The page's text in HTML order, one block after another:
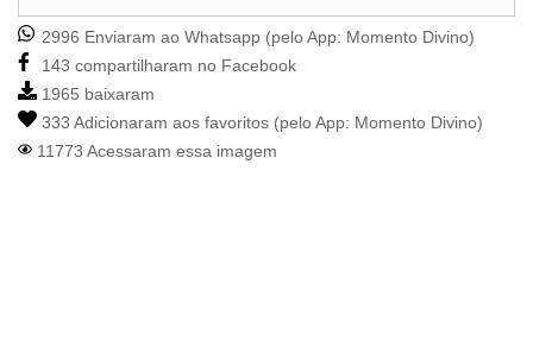
2996 Enviaram ao Whatsapp (pelo App: Momento Divino)
143 compartilharam no Facebook
1965 baixaram
333 Adicionaram aos favoritos (pelo App: Momento Divino)
11773 Acessaram essa imagem